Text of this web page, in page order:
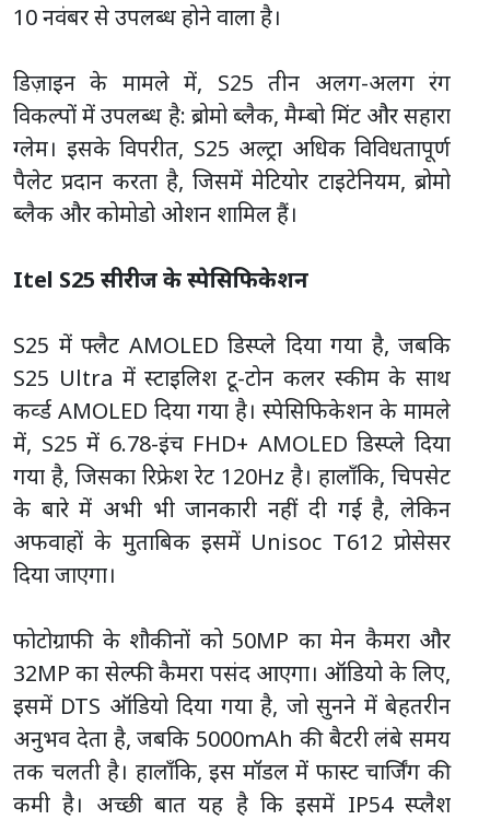
10 नवंबर से उपलब्ध होने वाला है।
डिज़ाइन के मामले में, S25 तीन अलग-अलग रंग
विकल्पों में उपलब्ध है: ब्रोमो ब्लैक, मैम्बो मिंट और सहारा
ग्लेम। इसके विपरीत, S25 अल्ट्रा अधिक विविधतापूर्ण
पैलेट प्रदान करता है, जिसमें मेटियोर टाइटेनियम, ब्रोमो
ब्लैक और कोमोडो ओशन शामिल हैं।
Itel S25 सीरीज के स्पेसिफिकेशन
S25 में फ्लैट AMOLED डिस्प्ले दिया गया है, जबकि
S25 Ultra में स्टाइलिश टू-टोन कलर स्कीम के साथ
कर्व्ड AMOLED दिया गया है। स्पेसिफिकेशन के मामले
में, S25 में 6.78-इंच FHD+ AMOLED डिस्प्ले दिया
गया है, जिसका रिफ्रेश रेट 120Hz है। हालाँकि, चिपसेट
के बारे में अभी भी जानकारी नहीं दी गई है, लेकिन
अफवाहों के मुताबिक इसमें Unisoc T612 प्रोसेसर
दिया जाएगा।
फोटोग्राफी के शौकीनों को 50MP का मेन कैमरा और
32MP का सेल्फी कैमरा पसंद आएगा। ऑडियो के लिए,
इसमें DTS ऑडियो दिया गया है, जो सुनने में बेहतरीन
अनुभव देता है, जबकि 5000mAh की बैटरी लंबे समय
तक चलती है। हालाँकि, इस मॉडल में फास्ट चार्जिंग की
कमी है। अच्छी बात यह है कि इसमें IP54 स्प्लैश